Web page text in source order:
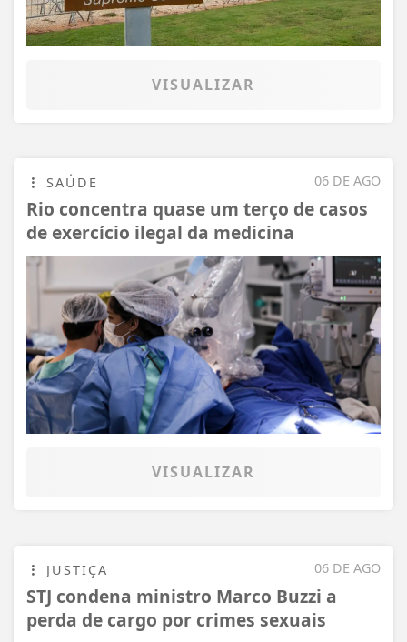
VISUALIZAR
06 DE AGO
SAÚDE
Rio concentra quase um terço de casos
de exercício ilegal da medicina
VISUALIZAR
06 DE AGO
JUSTIÇA
STJ condena ministro Marco Buzzi a
perda de cargo por crimes sexuais